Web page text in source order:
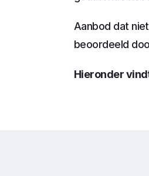
Aanbod dat
beoordeeld
Hieronder